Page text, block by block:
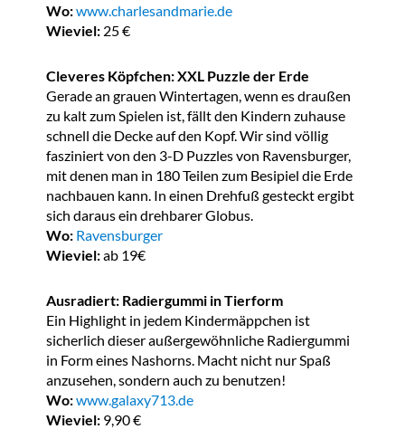
Wo:www.charlesandmarie.de
Wieviel: 25 €
Cleveres Köpfchen: XXL Puzzle der Erde
Gerade an grauen Wintertagen, wenn es draußen
zu kalt zum Spielen ist, fällt den Kindern zuhause
schnell die Decke auf den Kopf. Wir sind völlig
fasziniert von den 3-D Puzzles von Ravensburger,
mit denen man in 180 Teilen zum Besipiel die Erde
nachbauen kann. In einen Drehfuß gesteckt ergibt
sich daraus ein drehbarer Globus.
Wo: Ravensburger
Wieviel:ab 19€
Ausradiert: Radiergummi in Tierform
Ein Highlight in jedem Kindermäppchen ist
sicherlich dieser außergewöhnliche Radiergummi
in Form eines Nashorns. Macht nicht nur Spaß
anzusehen, sondern auch zu benutzen!
Wo:www.galaxy713.de
Wieviel: 9,90 €